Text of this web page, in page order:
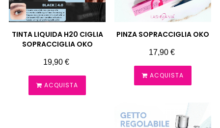
TINTA LIQUIDA H20 CIGLIA
SOPRACCIGLIA OKO
Prezzo
19,90 €
ACQUISTA
PINZA SOPRACCIGLIA OKO
Prezzo
17,90 €
ACQUISTA